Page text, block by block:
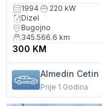
1994
220 kW
Dizel
Bugojno
345.566.6 km
300 KM
Almedin Cetin
Prije 1 Godina